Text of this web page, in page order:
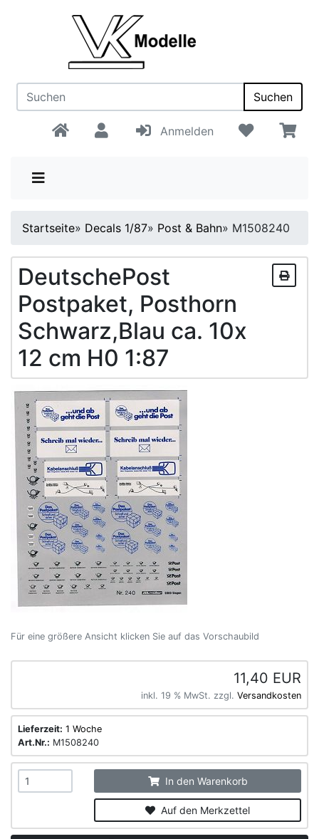
Suchen
Anmelden
Startseite» Decals 1/87» Post & Bahn» M1508240
DeutschePost
Postpaket, Posthorn
Schwarz,Blau ca. 10x
12 cm H0 1:87
Für eine größere Ansicht klicken Sie auf das Vorschaubild
11,40 EUR
inkl. 19 % MwSt. zzgl. Versandkosten
Lieferzeit: 1 Woche
Art.Nr.: M1508240
In den Warenkorb
Auf den Merkzettel